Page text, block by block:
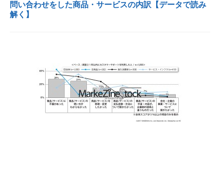
問い合わせをした商品・サービスの内訳【データで読み
解く】